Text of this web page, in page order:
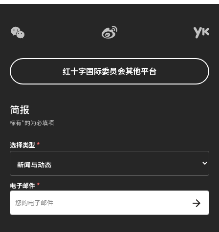
红十字国际委员会其他平台
简报
标有*的为必填项
选择类型*
电子邮件*